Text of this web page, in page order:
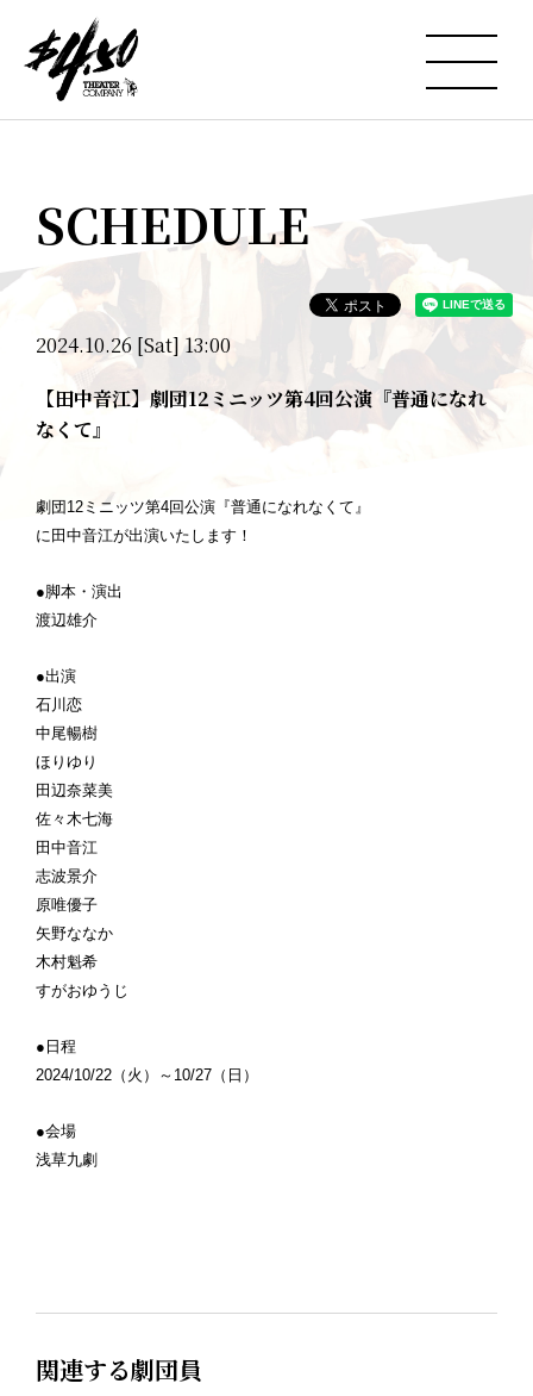
SCHEDULE
2024.10.26 [Sat] 13:00
【田中音江】劇団12ミニッツ第4回公演『普通になれ
なくて』
劇団12ミニッツ第4回公演『普通になれなくて』
に田中音江が出演いたします！
●脚本・演出
渡辺雄介
●出演
石川恋
中尾暢樹
ほりゆり
田辺奈菜美
佐々木七海
田中音江
志波景介
原唯優子
矢野ななか
木村魁希
すがおゆうじ
●日程
2024/10/22（火）～10/27（日）
●会場
浅草九劇
関連する劇団員